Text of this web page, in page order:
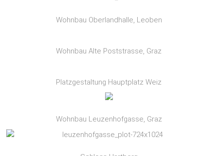
Wohnbau Oberlandhalle, Leoben
Wohnbau Alte Poststrasse, Graz
Platzgestaltung Hauptplatz Weiz
Wohnbau Leuzenhofgasse, Graz